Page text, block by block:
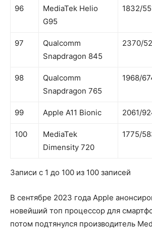
96
MediaTek Helio
G95
1832/
97
Qualcomm
Snapdragon 845
2370/
98
Qualcomm
Snapdragon 765
1968/
99 Apple A11 Bionic 2061/
100
MediaTek
Dimensity 720
1775/
Записи с 1 до 100 из 100 записей
В сентябре 2023 года Apple
новейший топ процессор для
потом подтянулся производитель